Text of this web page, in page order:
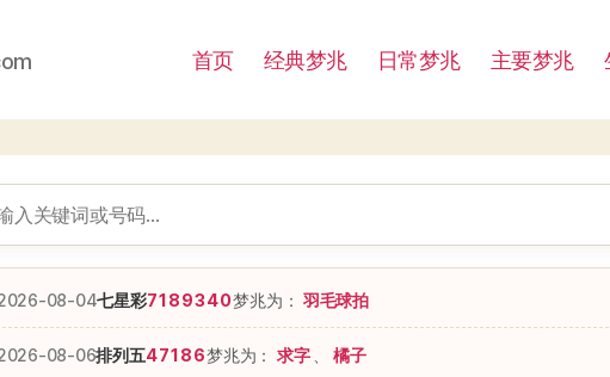
首页 经典梦兆 日常梦兆 主要梦兆
08-04七星彩7189340梦兆为：羽毛球拍
08-06排列五47186梦兆为： 求字 橘子